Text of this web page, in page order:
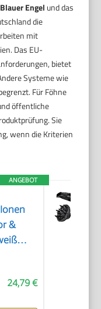
Blauer Engel und das
die
mit
Das EU-
bietet
Systeme wie
Für Föhne
öffentliche
Sie
wenn die Kriterien
ANGEBOT
&
24,79 €